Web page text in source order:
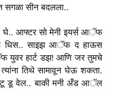
सगळा सीन बदलला..
घे.. आफ्टर सो मेनी इयर्स आॅफ
धिस.. साइझ आॅफ द हाऊस
हार्ट डझ! आणि जर तुमचे
तिथे सामावून घेऊ शकता.
टू डू वेल.. बाकी मनी अँड आॅल